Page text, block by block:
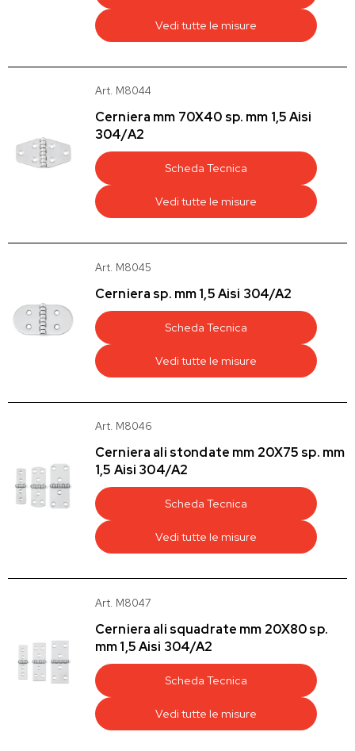
Vedi tutte le misure
Art. M8044
Cerniera mm 70X40 sp. mm 1,5 Aisi
304/A2
Scheda Tecnica
Vedi tutte le misure
Art. M8045
Cerniera sp. mm 1,5 Aisi 304/A2
Scheda Tecnica
Vedi tutte le misure
Art. M8046
Cerniera ali stondate mm 20X75 sp. mm
1,5 Aisi 304/A2
Scheda Tecnica
Vedi tutte le misure
Art. M8047
Cerniera ali squadrate mm 20X80 sp.
mm 1,5 Aisi 304/A2
Scheda Tecnica
Vedi tutte le misure